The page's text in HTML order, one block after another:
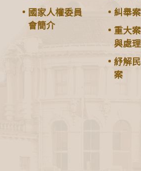
國家人權委員
會簡介
糾舉
重大
與處
紓解
案